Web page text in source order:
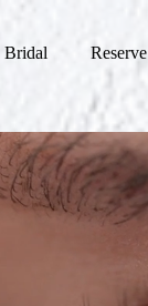
Bridal Reserve